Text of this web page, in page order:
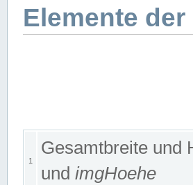
Elemente
1
Gesamtbreite und
und imgHoehe